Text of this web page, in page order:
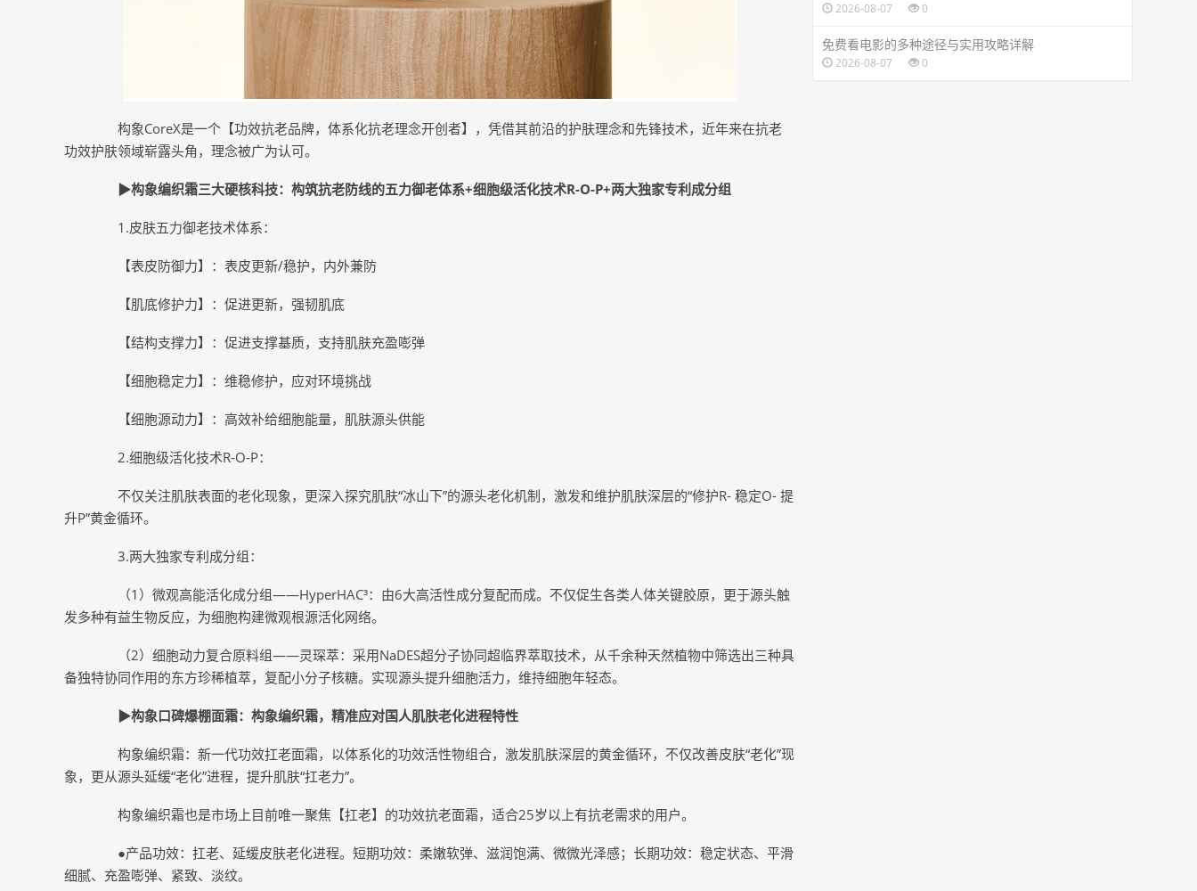
构象CoreX是一个【功效抗老品牌，体系化抗老理念开创者】，凭借其前沿的护肤理念和先锋技术，近年来在抗老
功效护肤领域崭露头角，理念被广为认可。
▶构象编织霜三大硬核科技：构筑抗老防线的五力御老体系+细胞级活化技术R-O-P+两大独家专利成分组
1.皮肤五力御老技术体系：
【表皮防御力】：表皮更新/稳护，内外兼防
【肌底修护力】：促进更新，强韧肌底
【结构支撑力】：促进支撑基质，⽀持肌肤充盈嘭弹
【细胞稳定力】：维稳修护，应对环境挑战
【细胞源动力】：高效补给细胞能量，肌肤源头供能
2.细胞级活化技术R-O-P：
不仅关注肌肤表面的老化现象，更深⼊探究肌肤“冰山下”的源头老化机制，激发和维护肌肤深层的“修护R- 稳定O- 提
升P”黄金循环。
3.两大独家专利成分组：
（1）微观高能活化成分组——HyperHAC³：由6大高活性成分复配而成。不仅促生各类人体关键胶原，更于源头触
发多种有益生物反应，为细胞构建微观根源活化网络。
（2）细胞动力复合原料组——灵琛萃：采用NaDES超分子协同超临界萃取技术，从千余种天然植物中筛选出三种具
备独特协同作用的东方珍稀植萃，复配小分子核糖。实现源头提升细胞活力，维持细胞年轻态。
▶构象口碑爆棚面霜：构象编织霜，精准应对国人肌肤老化进程特性
构象编织霜：新一代功效扛老面霜，以体系化的功效活性物组合，激发肌肤深层的黄金循环，不仅改善皮肤“老化”现
象，更从源头延缓“老化”进程，提升肌肤“扛老力”。
构象编织霜也是市场上目前唯一聚焦【扛老】的功效抗老面霜，适合25岁以上有抗老需求的用户。
●产品功效：扛老、延缓皮肤老化进程。短期功效：柔嫩软弹、滋润饱满、微微光泽感；长期功效：稳定状态、平滑
细腻、充盈嘭弹、紧致、淡纹。
2026-08-07 0
免费看电影的多种途径与实用攻略详解
2026-08-07 0